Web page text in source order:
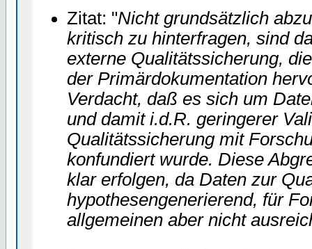
Zitat: "Nicht grundsätzlich
kritisch zu hinterfragen, sind
externe Qualitätssicherung,
der Primärdokumentation
Verdacht, daß es sich um
und damit i.d.R. geringerer
Qualitätssicherung mit
konfundiert wurde. Diese
klar erfolgen, da Daten zur
hypothesengenerierend, für
allgemeinen aber nicht